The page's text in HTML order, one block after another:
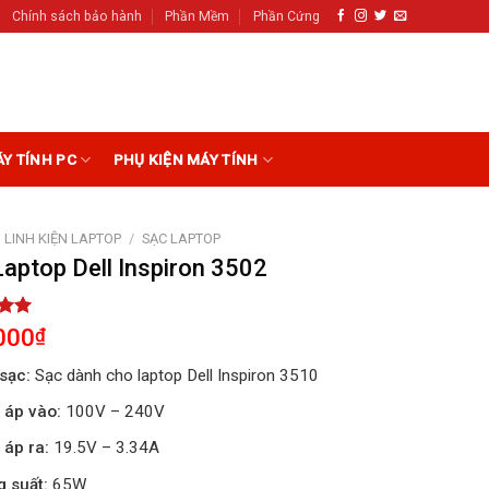
Chính sách bảo hành Phần Mềm Phần Cứng
TÍNH PC PHỤ KIỆN MÁY TÍNH
LINH KIỆN LAPTOP / SẠC LAPTOP
Dell Inspiron 3502
₫
Sạc dành cho laptop Dell Inspiron 3510
vào: 100V – 240V
ra: 19.5V – 3.34A
suất: 65W